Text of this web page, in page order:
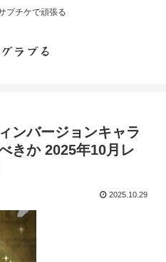
プチケで頑張る
ラブる
ンバージョンキャラ
きか 2025年10月レ
2025.10.29